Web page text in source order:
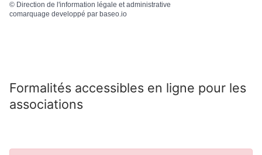
© Direction de l'information légale et administrative
comarquage developpé par baseo.io
Formalités accessibles en ligne pour les
associations